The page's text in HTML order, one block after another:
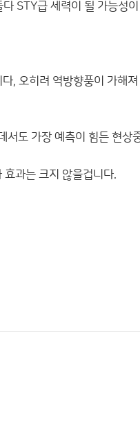
STY급 세력이 될 가능성이
, 오히려 역방향풍이 가해
서도 가장 예측이 힘든 현상
과는 크지 않을겁니다.